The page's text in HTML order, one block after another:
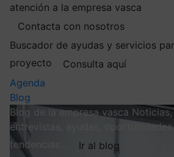
atención a la empresa vasca
Contacta con nosotros
Buscador de ayudas y servicios
proyecto
Consulta aquí
Agenda
Blog
Blog de la empresa vasca
entrevistas, ayudas,
tendencias…
Ir al blog